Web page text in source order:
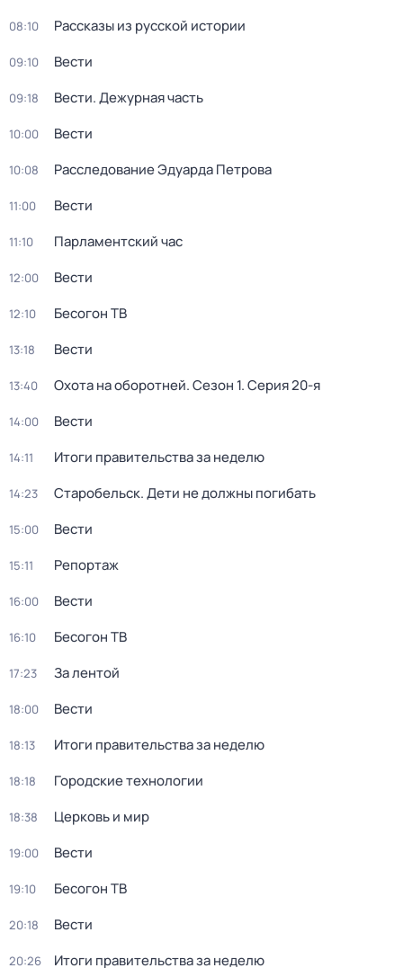
08:10 Рассказы из русской истории
09:10 Вести
09:18 Вести. Дежурная часть
10:00 Вести
10:08 Расследование Эдуарда Петрова
11:00 Вести
11:10 Парламентский час
12:00 Вести
12:10 Бесогон ТВ
13:18 Вести
13:40 Охота на оборотней. Сезон 1. Серия 20-я
14:00 Вести
14:11 Итоги правительства за неделю
14:23 Старобельск. Дети не должны погибать
15:00 Вести
15:11 Репортаж
16:00 Вести
16:10 Бесогон ТВ
17:23 За лентой
18:00 Вести
18:13 Итоги правительства за неделю
18:18 Городские технологии
18:38 Церковь и мир
19:00 Вести
19:10 Бесогон ТВ
20:18 Вести
20:26 Итоги правительства за неделю